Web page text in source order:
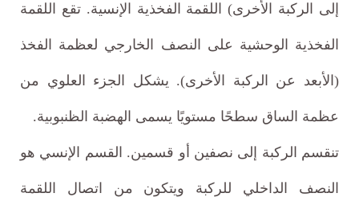
إلى الركبة الأخرى) اللقمة الفخذية الإنسية. تقع اللقمة
الفخذية الوحشية على النصف الخارجي لعظمة الفخذ
(الأبعد عن الركبة الأخرى). يشكل الجزء العلوي من
عظمة الساق سطحًا مستويًا يسمى الهضبة الظنبوبية.
تنقسم الركبة إلى نصفين أو قسمين. القسم الإنسي هو
النصف الداخلي للركبة ويتكون من اتصال اللقمة